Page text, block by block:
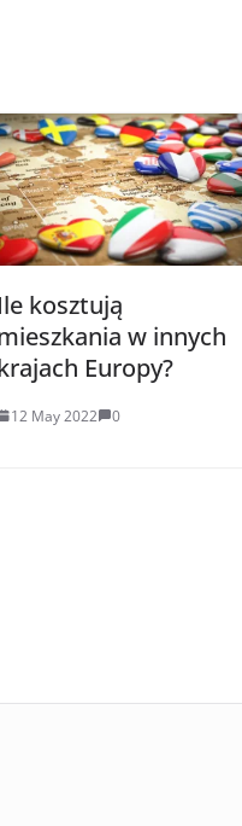
Ile kosztują
w innych
Europy?
12 May 2022 0